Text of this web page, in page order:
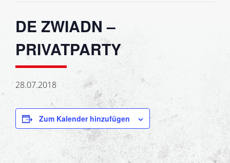
DE ZWIADN –
PRIVATPARTY
28.07.2018
Zum Kalender hinzufügen